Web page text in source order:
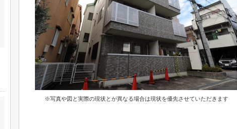
※写真や図と実際の現状とが異なる場合は現状を優先させていただきます